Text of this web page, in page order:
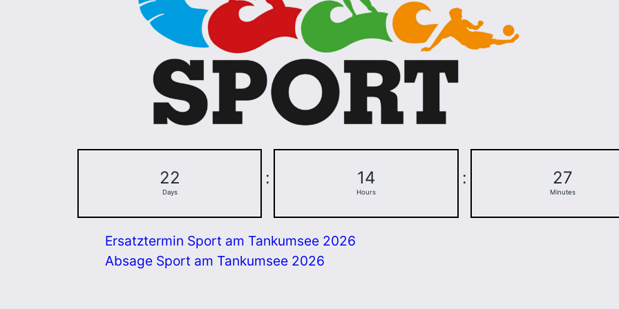
22
Days
: 14
Hours
: 27
Minutes
Ersatztermin Sport am Tankumsee 2026
Absage Sport am Tankumsee 2026